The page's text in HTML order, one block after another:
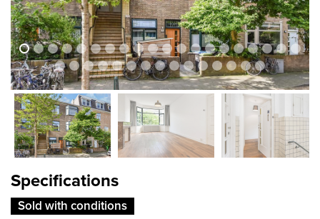
previous next
Specifications
Sold with conditions